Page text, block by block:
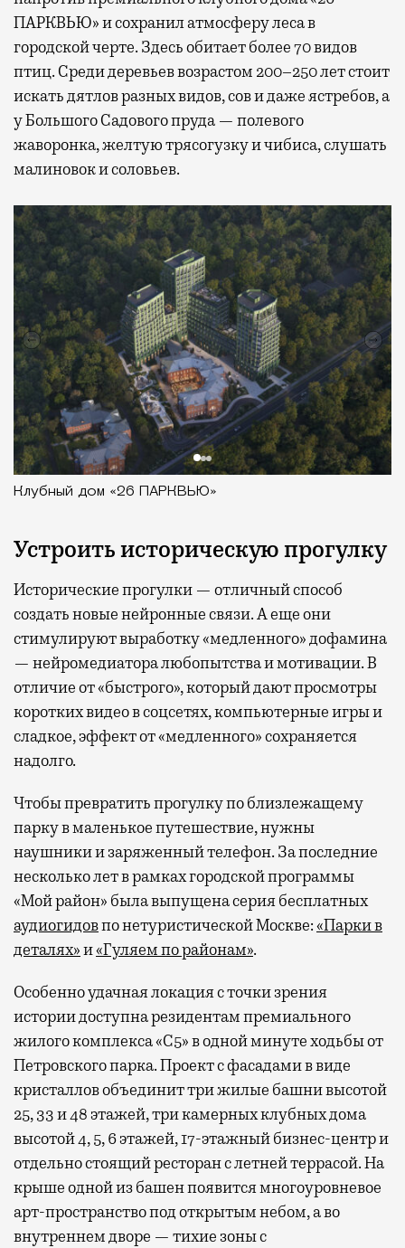
ПАРКВЬЮ» и сохранил атмосферу леса в
городской черте. Здесь обитает более 70 видов
птиц. Среди деревьев возрастом 200–250 лет стоит
искать дятлов разных видов, сов и даже ястребов, а
у Большого Садового пруда — полевого
жаворонка, желтую трясогузку и чибиса, слушать
малиновок и соловьев.
Клубный дом «26 ПАРКВЬЮ»
Устроить историческую прогулку
Исторические прогулки — отличный способ
создать новые нейронные связи. А еще они
стимулируют выработку «медленного» дофамина
— нейромедиатора любопытства и мотивации. В
отличие от «быстрого», который дают просмотры
коротких видео в соцсетях, компьютерные игры и
сладкое, эффект от «медленного» сохраняется
надолго.
Чтобы превратить прогулку по близлежащему
парку в маленькое путешествие, нужны
наушники и заряженный телефон. За последние
несколько лет в рамках городской программы
«Мой район» была выпущена серия бесплатных
аудиогидовпо нетуристической Москве:«Парки в
деталях»и«Гуляем по районам».
Особенно удачная локация с точки зрения
истории доступна резидентам премиального
жилого комплекса «С5»в одной минуте ходьбы от
Петровского парка. Проект с фасадами в виде
кристаллов объединит три жилые башни высотой
25, 33 и 48 этажей, три камерных клубных дома
высотой 4, 5, 6 этажей, 17-этажный бизнес-центр и
отдельно стоящий ресторан с летней террасой. На
крыше одной из башен появится многоуровневое
арт-пространство под открытым небом, а во
внутреннем дворе — тихие зоны с